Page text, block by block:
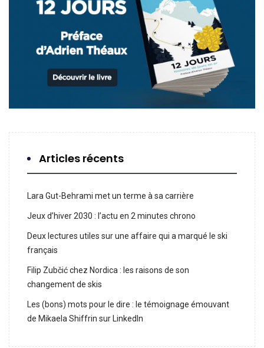
Articles récents
Lara Gut-Behrami met un terme à sa carrière
Jeux d’hiver 2030 : l’actu en 2 minutes chrono
Deux lectures utiles sur une affaire qui a marqué le ski
français
Filip Zubčić chez Nordica : les raisons de son
changement de skis
Les (bons) mots pour le dire : le témoignage émouvant
de Mikaela Shiffrin sur LinkedIn